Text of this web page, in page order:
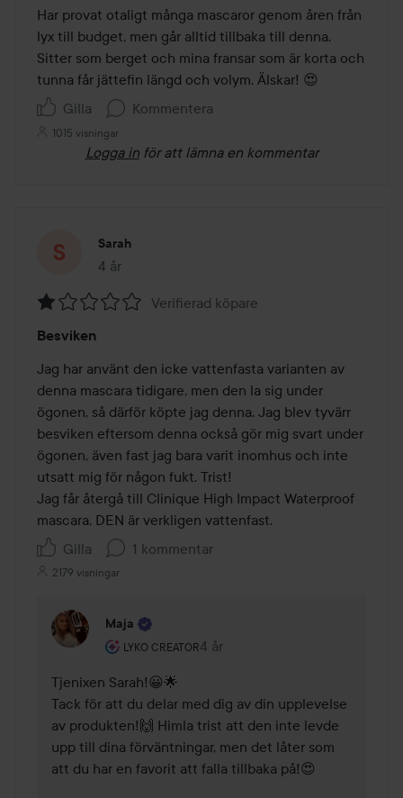
av
5
Har provat otaligt många mascaror genom åren från
lyx till budget, men går alltid tillbaka till denna.
Sitter som berget och mina fransar som är korta och
tunna får jättefin längd och volym. Älskar! 😍
Gilla
Kommentera
1015 visningar
Logga in för att lämna en kommentar
Sarah
4 år
Inlägget skapades 4 år
1
av
5
Verifierad köpare
Besviken
Jag har använt den icke vattenfasta varianten av
denna mascara tidigare, men den la sig under
ögonen, så därför köpte jag denna. Jag blev tyvärr
besviken eftersom denna också gör mig svart under
ögonen, även fast jag bara varit inomhus och inte
utsatt mig för någon fukt. Trist!
Jag får återgå till Clinique High Impact Waterproof
mascara, DEN är verkligen vattenfast.
Gilla
1 kommentar
2179 visningar
Maja
LYKO CREATOR
Användarens roll: Lyko Creator.
4 år
Kommentaren lades 4 år
Tjenixen Sarah!😀🌟
Tack för att du delar med dig av din upplevelse
av produkten!🙌 Himla trist att den inte levde
upp till dina förväntningar, men det låter som
att du har en favorit att falla tillbaka på!😍